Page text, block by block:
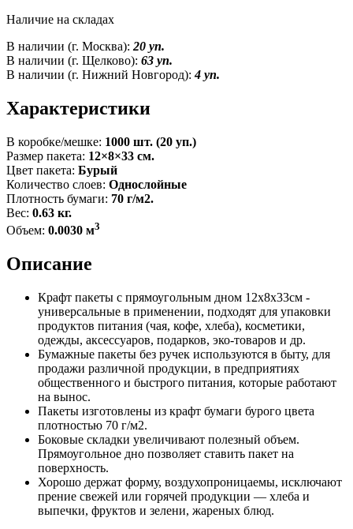
Наличие на складах
В наличии (г. Москва): 20 уп.
В наличии (г. Щелково): 63 уп.
В наличии (г. Нижний Новгород):4 уп.
Характеристики
В коробке/мешке: 1000 шт. (20 уп.)
Размер пакета: 12×8×33 см.
Цвет пакета: Бурый
Количество слоев: Однослойные
Плотность бумаги: 70 г/м2.
Вес: 0.63 кг.
Объем: 0.0030 м3
Описание
Крафт пакеты с прямоугольным дном 12x8x33см -
универсальные в применении, подходят для упаковки
продуктов питания (чая, кофе, хлеба), косметики,
одежды, аксессуаров, подарков, эко-товаров и др.
Бумажные пакеты без ручек используются в быту, для
продажи различной продукции, в предприятиях
общественного и быстрого питания, которые работают
на вынос.
Пакеты изготовлены из крафт бумаги бурого цвета
плотностью 70 г/м2.
Боковые складки увеличивают полезный объем.
Прямоугольное дно позволяет ставить пакет на
поверхность.
Хорошо держат форму, воздухопроницаемы, исключают
прение свежей или горячей продукции — хлеба и
выпечки, фруктов и зелени, жареных блюд.